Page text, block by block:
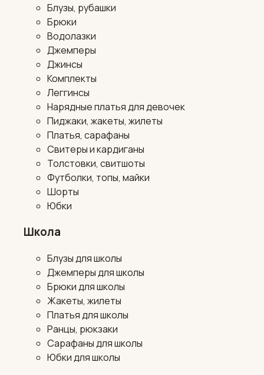
Блузы, рубашки
Брюки
Водолазки
Джемперы
Джинсы
Комплекты
Леггинсы
Нарядные платья для девочек
Пиджаки, жакеты, жилеты
Платья, сарафаны
Свитеры и кардиганы
Толстовки, свитшоты
Футболки, топы, майки
Шорты
Юбки
Школа
Блузы для школы
Джемперы для школы
Брюки для школы
Жакеты, жилеты
Платья для школы
Ранцы, рюкзаки
Сарафаны для школы
Юбки для школы